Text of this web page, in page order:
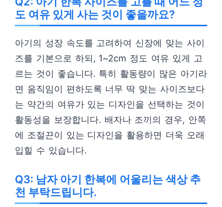
도 여유 있게 사는 것이 좋을까요?
아기의 성장 속도를 고려하여 신장에 맞는 사이
즈를 기본으로 하되, 1~2cm 정도 여유 있게 고
르는 것이 좋습니다. 특히 활동량이 많은 아기라
면 움직임이 편하도록 너무 딱 맞는 사이즈보다
는 약간의 여유가 있는 디자인을 선택하는 것이
활동성을 보장합니다. 배자나 조끼의 경우, 안쪽
에 조절끈이 있는 디자인을 활용하면 더욱 오래
입힐 수 있습니다.
Q3: 남자 아기 한복에 어울리는 색상 추
천 부탁드립니다.